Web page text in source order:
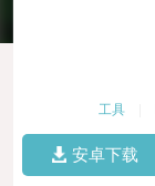
工具
安卓下载